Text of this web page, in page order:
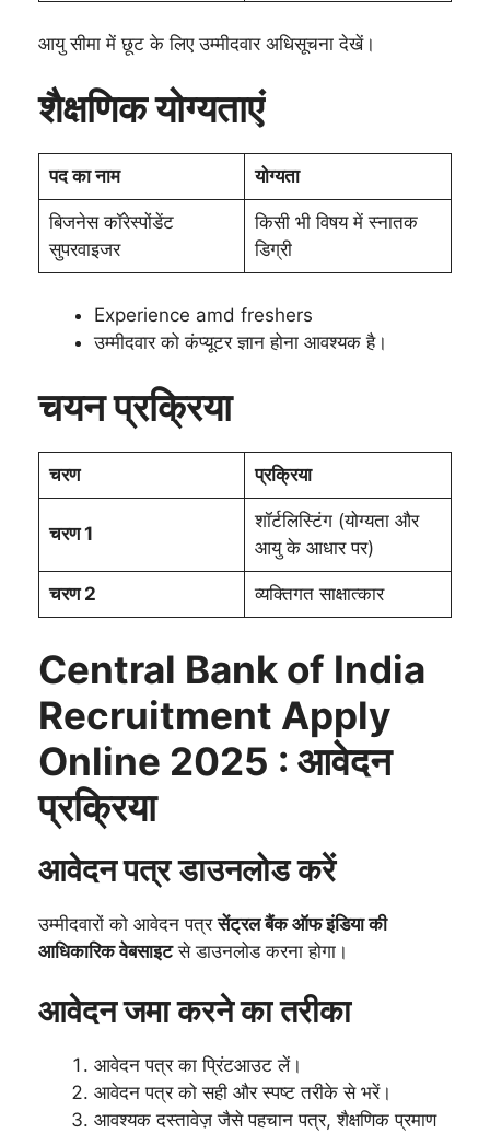
आयु सीमा में छूट के लिए उम्मीदवार अधिसूचना देखें।
शैक्षणिक योग्यताएं
पद का नाम योग्यता
बिजनेस कॉरेस्पोंडेंट
सुपरवाइजर
किसी भी विषय में स्नातक
डिग्री
Experience amd freshers
उम्मीदवार को कंप्यूटर ज्ञान होना आवश्यक है।
चयन प्रक्रिया
चरण प्रक्रिया
चरण 1
शॉर्टलिस्टिंग (योग्यता और
आयु के आधार पर)
चरण 2 व्यक्तिगत साक्षात्कार
Central Bank of India
Recruitment Apply
Online 2025 : आवेदन
प्रक्रिया
आवेदन पत्र डाउनलोड करें
उम्मीदवारों को आवेदन पत्रसेंट्रल बैंक ऑफ इंडिया की
आधिकारिक वेबसाइटसे डाउनलोड करना होगा।
आवेदन जमा करने का तरीका
आवेदन पत्र का प्रिंटआउट लें।
आवेदन पत्र को सही और स्पष्ट तरीके से भरें।
आवश्यक दस्तावेज़ जैसे पहचान पत्र, शैक्षणिक प्रमाण